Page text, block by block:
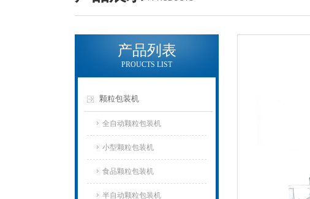
产品列表
PROUCTS LIST
颗粒包装机
全自动颗粒包装机
小型颗粒包装机
食品颗粒包装机
半自动颗粒包装机